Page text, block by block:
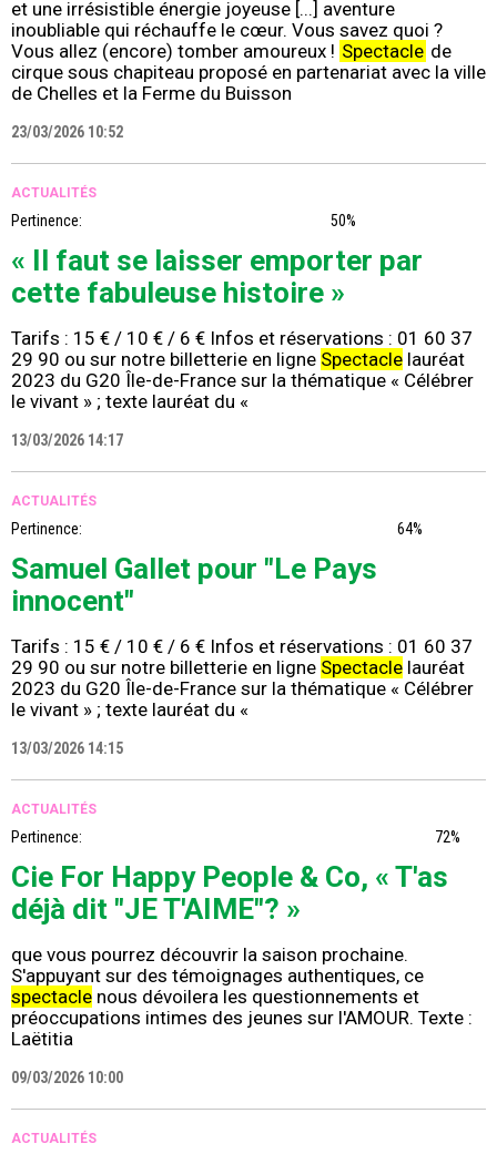
et une irrésistible énergie joyeuse [...] aventure
inoubliable qui réchauffe le cœur. Vous savez quoi ?
Vous allez (encore) tomber amoureux ! Spectacle de
cirque sous chapiteau proposé en partenariat avec la ville
de Chelles et la Ferme du Buisson
23/03/2026 10:52
ACTUALITÉS
Pertinence: 50%
« Il faut se laisser emporter par
cette fabuleuse histoire »
Tarifs : 15 € / 10 € / 6 € Infos et réservations : 01 60 37
29 90 ou sur notre billetterie en ligne Spectacle lauréat
2023 du G20 Île-de-France sur la thématique « Célébrer
le vivant » ; texte lauréat du «
13/03/2026 14:17
ACTUALITÉS
Pertinence: 64%
Samuel Gallet pour "Le Pays
innocent"
Tarifs : 15 € / 10 € / 6 € Infos et réservations : 01 60 37
29 90 ou sur notre billetterie en ligne Spectacle lauréat
2023 du G20 Île-de-France sur la thématique « Célébrer
le vivant » ; texte lauréat du «
13/03/2026 14:15
ACTUALITÉS
Pertinence: 72%
Cie For Happy People & Co, « T'as
déjà dit "JE T'AIME"? »
que vous pourrez découvrir la saison prochaine.
S'appuyant sur des témoignages authentiques, ce
spectacle nous dévoilera les questionnements et
préoccupations intimes des jeunes sur l'AMOUR. Texte :
Laëtitia
09/03/2026 10:00
ACTUALITÉS